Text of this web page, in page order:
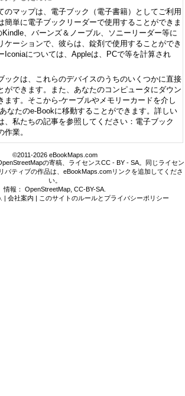
のマップは、電子ブック（電子書籍）としてご利用
簡単に電子ブックリーダーで使用することができま
、バーンズ＆ノーブル、ソニーリーダー等に
ケーションで、彼らは、錠剤で使用することができ
Iconiaについては、Appleは、PCで等を計算され
ックは、これらのデバイスのうちのいくつかに直接
ができます。また、あなたのコンピュータにダウン
ます。そこから-ケーブルやメモリーカードを介し
なたのe-Bookに移動することができます。詳しい
、私たちの記事を参照してください：電子ブック
業。
©2011-2026 eBookMaps.com
の寄稿、ライセンスCC - BY - SA。同じライセン
バティブの作品は、eBookMaps.comリンクを追加してくださ
い。
情報：OpenStreetMap ,CC-BY-SA
| 会社案内 | このサイトのルールとプライバシーポリシー